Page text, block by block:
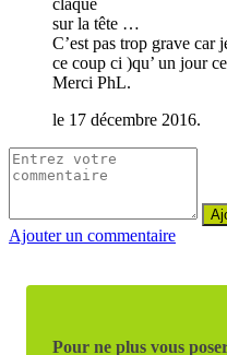
sur la tête …
C’est pas trop grave car
ce coup ci )qu’ un jour
Merci PhL.
le 17 décembre 2016.
Ajouter un commentaire
Pour ne plus vous